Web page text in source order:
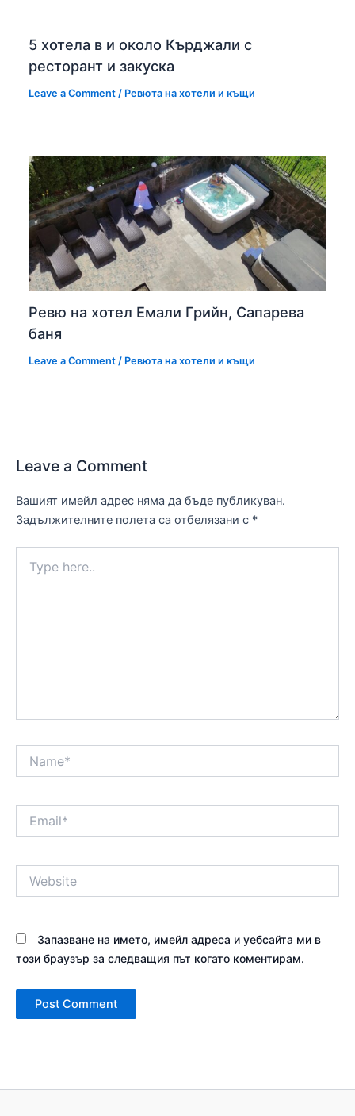
5 хотела в и около Кърджали с
ресторант и закуска
Leave a Comment / Ревюта на хотели и къщи
Ревю на хотел Емали Грийн, Сапарева
баня
Leave a Comment / Ревюта на хотели и къщи
Leave a Comment
Вашият имейл адрес няма да бъде публикуван.
Задължителните полета са отбелязани с *
here..
Запазване на името, имейл адреса и уебсайта ми в
този браузър за следващия път когато коментирам.